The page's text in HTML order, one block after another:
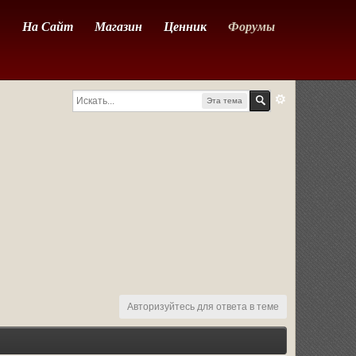
На Сайт Магазин Ценник Форумы
Эта тема
Авторизуйтесь для ответа в теме